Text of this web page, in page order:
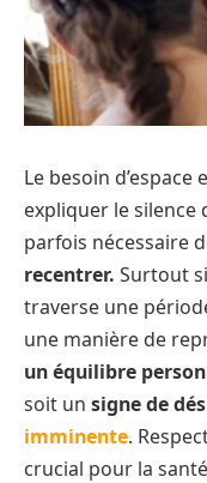
Le besoin
expliquer le silence
parfois nécessaire
recentrer. Surtout
traverse une
une manière de
un équilibre
soit un signe de
imminente.
crucial pour la